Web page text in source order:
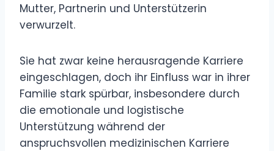
Mutter, Partnerin und Unterstützerin
verwurzelt.
Sie hat zwar keine herausragende Karriere
eingeschlagen, doch ihr Einfluss war in ihrer
Familie stark spürbar, insbesondere durch
die emotionale und logistische
Unterstützung während der
anspruchsvollen medizinischen Karriere